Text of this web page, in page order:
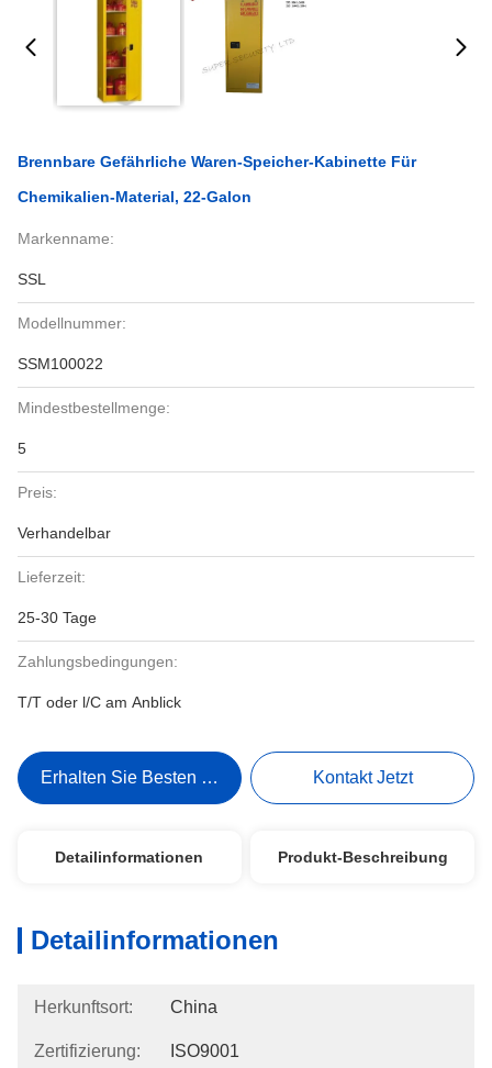
Brennbare Gefährliche Waren-Speicher-Kabinette Für
Chemikalien-Material, 22-Galon
Markenname:
SSL
Modellnummer:
SSM100022
Mindestbestellmenge:
5
Preis:
Verhandelbar
Lieferzeit:
25-30 Tage
Zahlungsbedingungen:
T/T oder l/C am Anblick
Erhalten Sie Besten Preis Kontakt Jetzt
Detailinformationen Produkt-Beschreibung
Detailinformationen
Herkunftsort: China
Zertifizierung: ISO9001